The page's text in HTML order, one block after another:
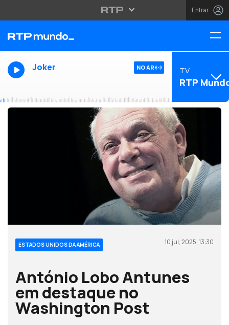
Entrar
Joker NO AR TV
RTP
ESTADOS UNIDOS DA AMÉRICA 10 jul, 2025, 13:30
António Lobo Antunes
em destaque no
Washington Post